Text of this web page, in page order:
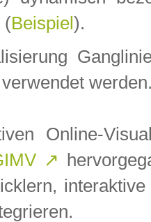
(Beispiel ).
verwendet
Online-
↗